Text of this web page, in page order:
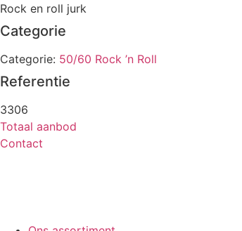
Rock en roll jurk
Categorie
Categorie: 50/60 Rock ’n Roll
Referentie
3306
Totaal aanbod
Contact